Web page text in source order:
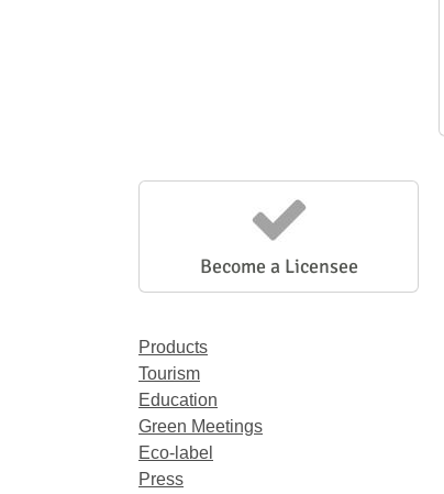
Become a Licensee
Products
Tourism
Education
Green Meetings
Eco-label
Press